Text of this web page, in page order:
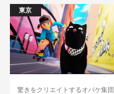
東京
驚きをクリエイトするオバケ集団